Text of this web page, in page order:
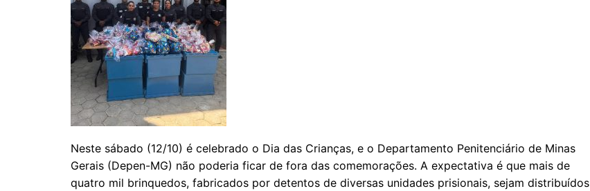
Neste sábado (12/10) é celebrado o Dia das Crianças, e o Departamento Penitenciário de Minas
Gerais (Depen-MG) não poderia ficar de fora das comemorações. A expectativa é que mais de
quatro mil brinquedos, fabricados por detentos de diversas unidades prisionais, sejam distribuídos